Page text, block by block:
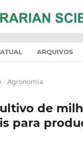
ATUAL ARQUIVOS
/ Agronomia
de
para